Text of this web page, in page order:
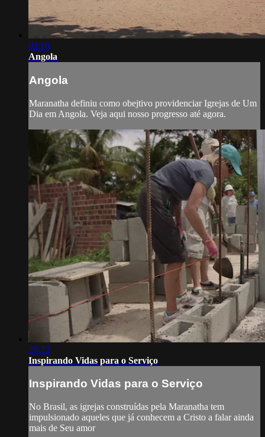
02:10
Angola
Angola
Maranatha definiu como obejtivo providenciar Igrejas de Um
Dia em Angola. Veja aqui nosso progresso até agora.
25:22
Inspirando Vidas para o Serviço
Inspirando Vidas para o Serviço
No Brasil, as igrejas construídas pela Maranatha tem
impulsionado aqueles que já conhecem a Cristo a falar ainda
mais de Seu amor